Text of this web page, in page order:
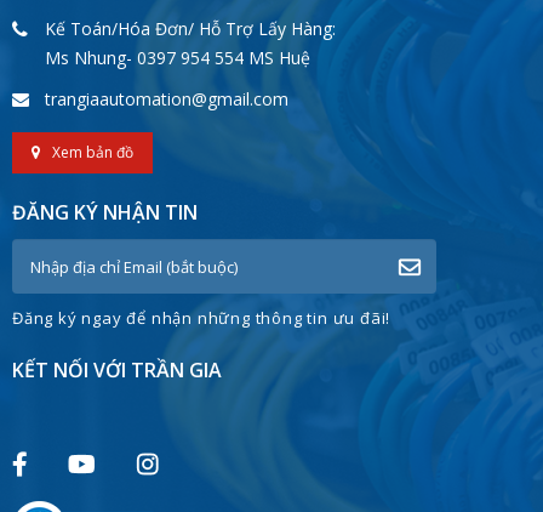
Kế Toán/Hóa Đơn/ Hỗ Trợ Lấy Hàng:
Ms Nhung- 0397 954 554 MS Huệ
trangiaautomation@gmail.com
Xem bản đồ
ĐĂNG KÝ NHẬN TIN
Đăng ký ngay để nhận những thông tin ưu đãi!
KẾT NỐI VỚI TRẦN GIA